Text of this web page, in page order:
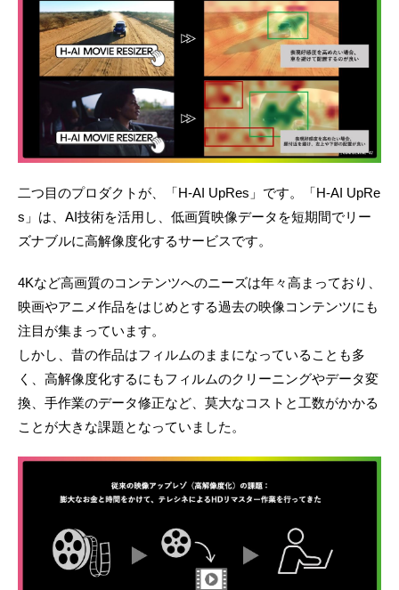
二つ目のプロダクトが、「H-AI UpRes」です。「H-AI UpRe
s」は、AI技術を活⽤し、低画質映像データを短期間でリー
ズナブルに高解像度化するサービスです。
4Kなど高画質のコンテンツへのニーズは年々高まっており、
映画やアニメ作品をはじめとする過去の映像コンテンツにも
注目が集まっています。
しかし、昔の作品はフィルムのままになっていることも多
く、高解像度化するにもフィルムのクリーニングやデータ変
換、手作業のデータ修正など、莫大なコストと工数がかかる
ことが大きな課題となっていました。